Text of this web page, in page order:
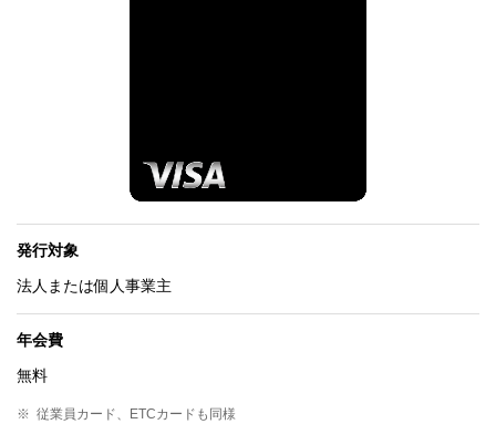
発行対象
法人または個人事業主
年会費
無料
※ 従業員カード、ETCカードも同様